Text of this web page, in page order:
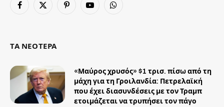
Facebook
X
PinterestYouTubeWhatsApp
ΤΑ ΝΕΟΤΕΡΑ
«Μαύρος χρυσός» $1 τρισ. πίσω από τη
μάχη για τη Γροιλανδία: Πετρελαϊκή
που έχει διασυνδέσεις με τον Τραμπ
ετοιμάζεται να τρυπήσει τον πάγο